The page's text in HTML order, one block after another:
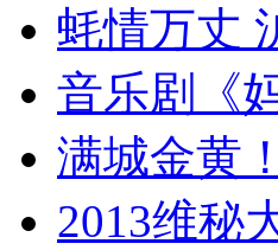
蚝情万丈
音乐剧《
满城金黄
2013维秘